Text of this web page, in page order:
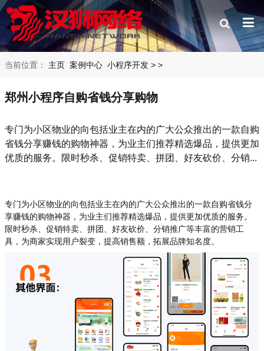
当前位置： 主页 >
案例中心 >
小程序开发
郑州小程序自购省钱分享购物
专门为小区物业的向包括业主在内的广大公众推出的一款自购
省钱分享赚钱的购物神器，为业主们推荐精选爆品，提供更加
优质的服务。限时秒杀、促销特卖、拼团、好友砍价、分销...
专门为小区物业的向包括业主在内的广大公众推出的一款自购省钱分
享赚钱的购物神器，为业主们推荐精选爆品，提供更加优质的服务。
限时秒杀、促销特卖、拼团、好友砍价、分销推广等丰富的营销工
具，为商家实现用户裂变，提高销售额，拓展品牌知名度。